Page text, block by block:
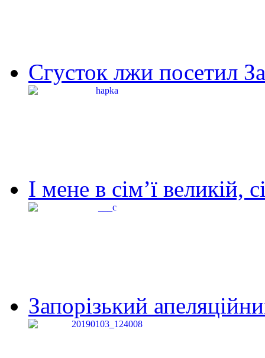
Сгусток лжи посетил
І мене в сім’ї великій,
Запорізький